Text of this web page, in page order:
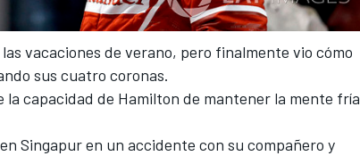
vacaciones de verano, pero finalmente vio cómo
sus cuatro coronas.
la capacidad de Hamilton de mantener la mente fría
Singapur en un accidente con su compañero y